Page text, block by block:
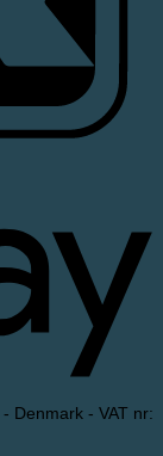
- Denmark - VAT nr: